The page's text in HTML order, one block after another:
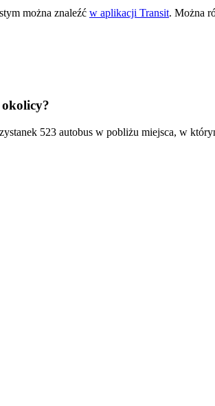
można znaleźć w aplikacji Transit. Można
523 autobus w pobliżu miejsca, w